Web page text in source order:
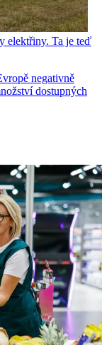
elektřiny. Ta je teď
negativně
dostupných